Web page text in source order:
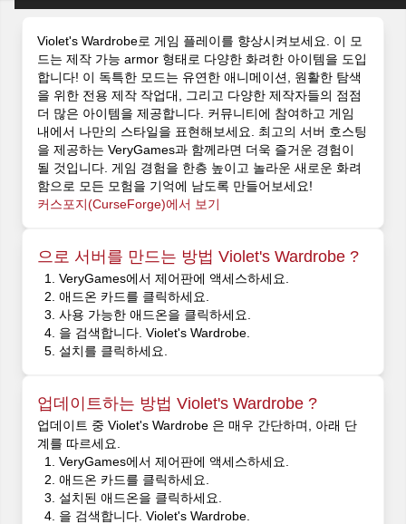
Violet's Wardrobe로 게임 플레이를 향상시켜보세요. 이 모
드는 제작 가능 armor 형태로 다양한 화려한 아이템을 도입
합니다! 이 독특한 모드는 유연한 애니메이션, 원활한 탐색
을 위한 전용 제작 작업대, 그리고 다양한 제작자들의 점점
더 많은 아이템을 제공합니다. 커뮤니티에 참여하고 게임
내에서 나만의 스타일을 표현해보세요. 최고의 서버 호스팅
을 제공하는 VeryGames과 함께라면 더욱 즐거운 경험이
될 것입니다. 게임 경험을 한층 높이고 놀라운 새로운 화려
함으로 모든 모험을 기억에 남도록 만들어보세요!
커스포지(CurseForge)에서 보기
으로 서버를 만드는 방법 Violet's Wardrobe ?
VeryGames에서 제어판에 액세스하세요.
애드온 카드를 클릭하세요.
사용 가능한 애드온을 클릭하세요.
을 검색합니다. Violet's Wardrobe.
설치를 클릭하세요.
업데이트하는 방법 Violet's Wardrobe ?
업데이트 중 Violet's Wardrobe 은 매우 간단하며, 아래 단
계를 따르세요.
VeryGames에서 제어판에 액세스하세요.
애드온 카드를 클릭하세요.
설치된 애드온을 클릭하세요.
을 검색합니다. Violet's Wardrobe.